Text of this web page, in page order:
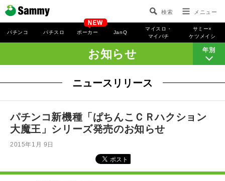
メニュー
検索
パチンコ パチスロ ポーカー JanQ
マイスロ・
マイパチ
サミー×
ケツメイシ
お知らせ 年別
ニュースリリース
パチンコ新機種「ぱちんこＣＲハクション
大魔王」シリーズ発売のお知らせ
2015年1月 9日